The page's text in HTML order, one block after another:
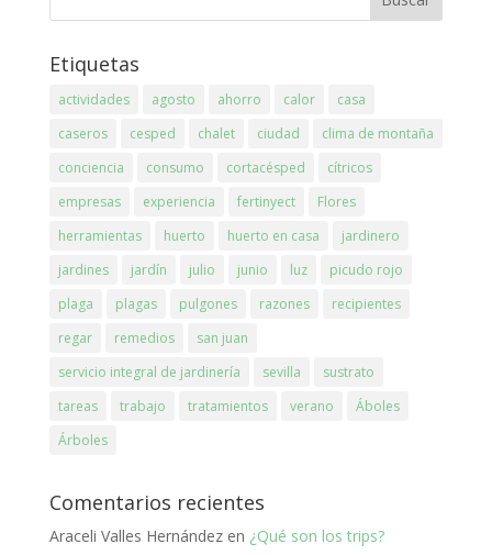
Etiquetas
actividades agosto ahorro calor
casa
caseros
cesped chalet ciudad
clima de montaña
conciencia
consumo cortacésped
cítricos
empresas
experiencia fertinyect
Flores
herramientas
huerto huerto en casa
jardinero
jardines
jardín julio junio luz
picudo rojo
plaga
plagas pulgones razones
recipientes
regar
remedios
san juan
servicio integral de jardinería
sevilla
sustrato
tareas
trabajo tratamientos verano
Áboles
Árboles
Comentarios recientes
Araceli Valles Hernándezen ¿Qué son los trips?